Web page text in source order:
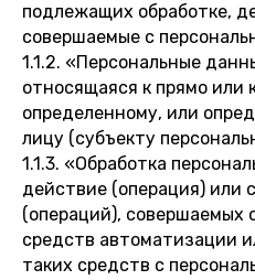
подлежащих обработке,
совершаемые с
1.1.2. «Персональные
относящаяся к прямо или
определенному, или
лицу (субъекту
1.1.3. «Обработка
действие (операция) или
(операций), совершаемых
средств автоматизации
таких средств с